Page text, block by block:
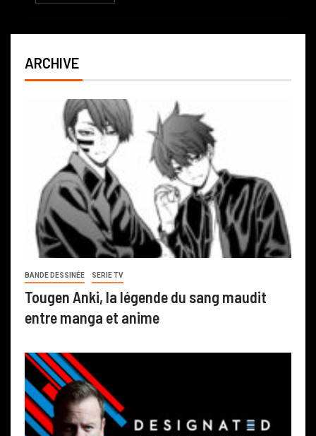
ARCHIVE
BANDE DESSINÉE SERIE TV
Tougen Anki, la légende du sang maudit
entre manga et anime